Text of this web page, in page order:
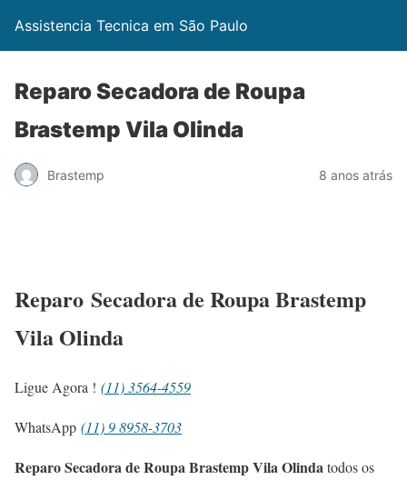
Assistencia Tecnica em São Paulo
Reparo Secadora de Roupa
Brastemp Vila Olinda
Brastemp 8 anos atrás
Reparo Secadora de Roupa Brastemp
Vila Olinda
Ligue Agora ! (11) 3564-4559
WhatsApp (11) 9 8958-3703
Reparo Secadora de Roupa Brastemp Vila Olindatodos os